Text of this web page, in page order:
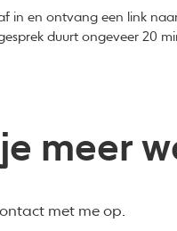
in en ontvang een link
duurt ongeveer 20
meer
met me op.